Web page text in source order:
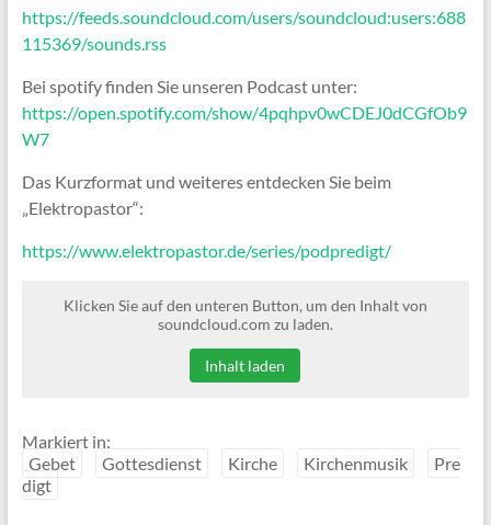
https://feeds.soundcloud.com/users/soundcloud:users:688
115369/sounds.rss
Bei spotify finden Sie unseren Podcast unter:
https://open.spotify.com/show/4pqhpv0wCDEJ0dCGfOb9
W7
Das Kurzformat und weiteres entdecken Sie beim
„Elektropastor“:
https://www.elektropastor.de/series/podpredigt/
Klicken Sie auf den unteren Button, um den Inhalt von
soundcloud.com zu laden.
Inhalt laden
Markiert in:
Gebet
Gottesdienst Kirche Kirchenmusik
Pre
digt